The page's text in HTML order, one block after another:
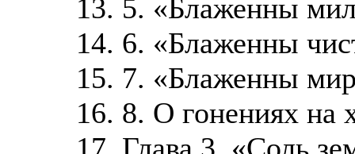
13. 5. «Блаженны
14. 6. «Блаженны
15. 7. «Блаженны
16. 8. О гонениях на